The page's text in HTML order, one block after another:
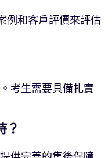
例和客戶評價來評估
考生需要具備扎實
？